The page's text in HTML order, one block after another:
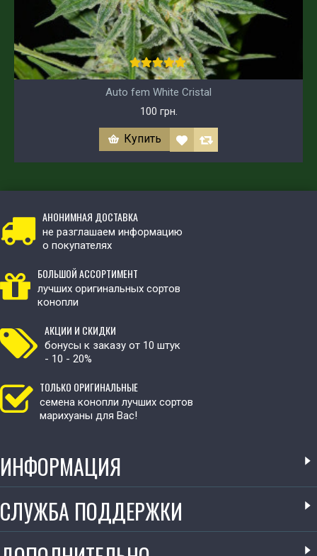
Auto fem White Cristal
100 грн.
Купить
АНОНИМНАЯ ДОСТАВКА
не разглашаем информацию
о покупателях
БОЛЬШОЙ АССОРТИМЕНТ
лучших оригинальных сортов
конопли
АКЦИИ И СКИДКИ
бонусы к заказу от 10 штук
- 10 - 20%
ТОЛЬКО ОРИГИНАЛЬНЫЕ
семена конопли лучших сортов
марихуаны для Вас!
ИНФОРМАЦИЯ
СЛУЖБА ПОДДЕРЖКИ